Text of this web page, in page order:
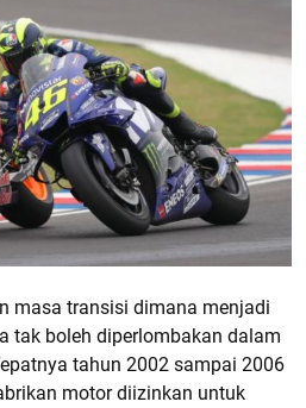
masa transisi dimana menjadi
tak boleh diperlombakan dalam
tahun 2002 sampai 2006
motor diizinkan untuk